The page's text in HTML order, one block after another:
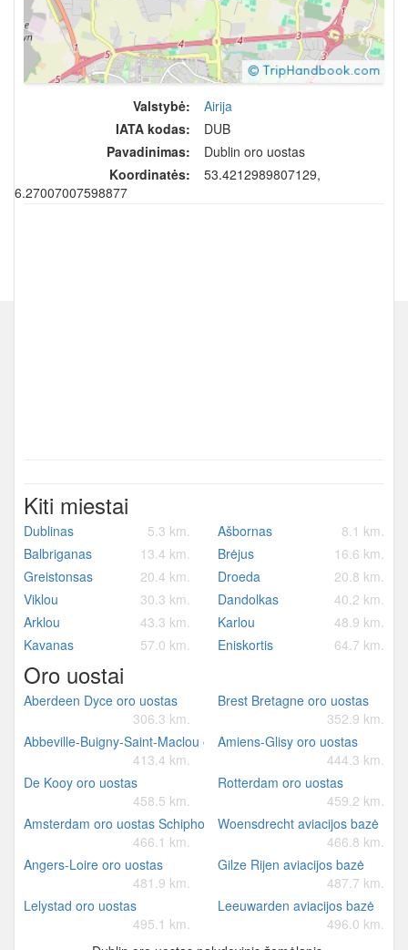
Valstybė:
Airija
IATA kodas:
DUB
Pavadinimas:
Dublin oro uostas
Koordinatės:
53.4212989807129,
-6.27007007598877
Kiti miestai
Dublinas 5.3 km. Ašbornas
8.1 km.
Balbriganas
13.4 km. Brėjus
16.6 km.
Greistonsas
20.4 km. Droeda
20.8 km.
Viklou
30.3 km. Dandolkas
40.2 km.
Arklou
43.3 km. Karlou
48.9 km.
Kavanas
57.0 km. Eniskortis 64.7 km.
Oro uostai
Aberdeen Dyce oro uostas
306.3 km.
Brest Bretagne oro uostas
352.9 km.
Abbeville-Buigny-Saint-Maclou oro uostas
413.4 km.
Amiens-Glisy oro uostas
444.3 km.
De Kooy oro uostas
458.5 km.
Rotterdam oro uostas
459.2 km.
Amsterdam oro uostas Schiphol
466.1 km.
Woensdrecht aviacijos bazė
466.8 km.
Angers-Loire oro uostas
481.9 km.
Gilze Rijen aviacijos bazė
487.7 km.
Lelystad oro uostas
495.1 km.
Leeuwarden aviacijos bazė
496.0 km.